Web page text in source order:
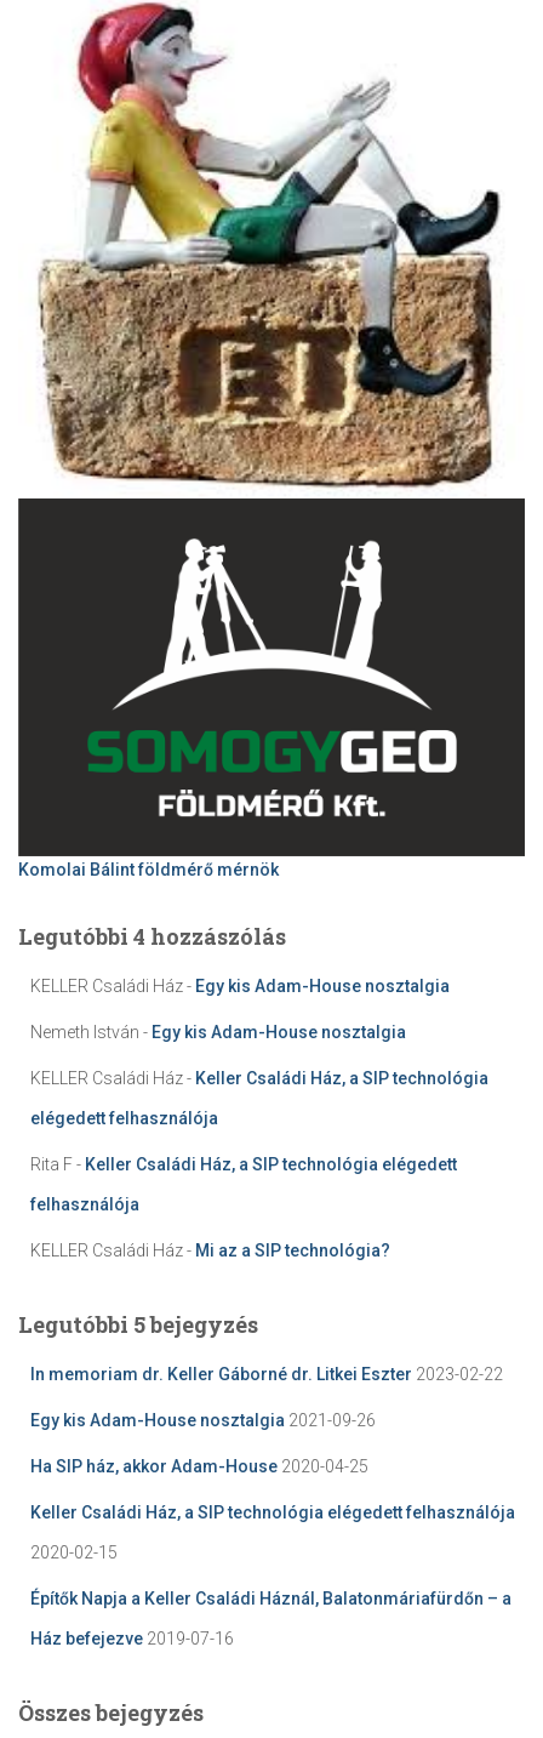
Komolai Bálint földmérő mérnök
Legutóbbi 4 hozzászólás
KELLER Családi Ház- Egy kis Adam-House nosztalgia
Nemeth István - Egy kis Adam-House nosztalgia
KELLER Családi Ház- Keller Családi Ház, a SIP technológia
elégedett felhasználója
Rita F- Keller Családi Ház, a SIP technológia elégedett
felhasználója
KELLER Családi Ház- Mi az a SIP technológia?
Legutóbbi 5 bejegyzés
In memoriam dr. Keller Gáborné dr. Litkei Eszter 2023-02-22
Egy kis Adam-House nosztalgia 2021-09-26
Ha SIP ház, akkor Adam-House 2020-04-25
Keller Családi Ház, a SIP technológia elégedett felhasználója
2020-02-15
Építők Napja a Keller Családi Háznál, Balatonmáriafürdőn – a
Ház befejezve 2019-07-16
Összes bejegyzés